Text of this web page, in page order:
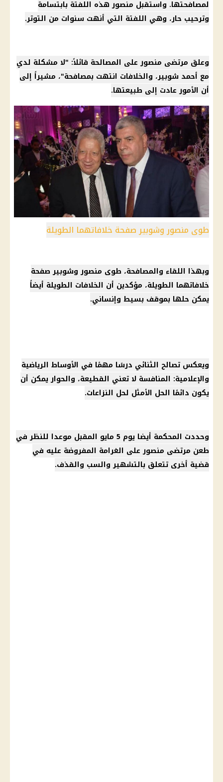
لمصافحتها. واستقبل منصور هذه اللفتة بابتسامة
وترحيب حار، وهي اللفتة التي أنهت سنوات من التوتر.
وعلق مرتضى منصور على المصالحة قائلاً: "لا مشكلة لدي
مع أحمد شوبير، والخلافات انتهت بمصافحة"، مشيراً إلى
أن الأمور عادت إلى طبيعتها.
طوى منصور وشوبير صفحة خلافاتهما الطويلة
وبهذا اللقاء والمصافحة، طوى منصور وشوبير صفحة
خلافاتهما الطويلة، مؤكدين أن الخلافات الطويلة أيضاً
يمكن حلها بموقف بسيط وإنساني.
ويعكس تصالح الثنائي درسًا مهمًا في الأوساط الرياضية
والإعلامية: المنافسة لا تعني القطيعة، والحوار يمكن أن
يكون دائمًا الحل الأمثل لحل النزاعات.
وحددت المحكمة أيضا يوم 5 مايو المقبل موعدا للنظر في
طعن مرتضى منصور على الغرامة المفروضة عليه في
قضية أخرى تتعلق بالتشهير والسب والقذف.